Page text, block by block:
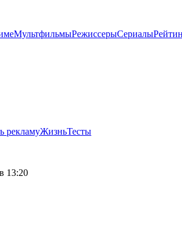
МультфильмыРежиссерыСериалы
рекламуЖизньТесты
13:20